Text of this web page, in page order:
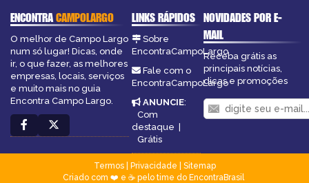
ENCONTRACAMPOLARGO
O melhor de Campo Largo
num só lugar! Dicas, onde
ir, o que fazer, as melhores
empresas, locais, serviços
e muito mais no guia
Encontra Campo Largo.
LINKS RÁPIDOS
Sobre
EncontraCampoLargo
Fale com o
EncontraCampoLargo
ANUNCIE:
Com
destaque |
Grátis
NOVIDADES POR E-
MAIL
Receba grátis as
principais notícias,
dicas e promoções
Termos| Privacidade
Sitemap
Criado com ❤️ e ☕ pelo time do EncontraBrasil